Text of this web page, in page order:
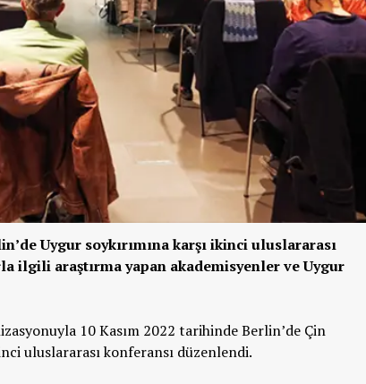
Uygur soykırımına karşı ikinci uluslararası
ilgili araştırma yapan akademisyenler ve Uygur
10 Kasım 2022 tarihinde Berlin’de Çin
uluslararası konferansı düzenlendi.